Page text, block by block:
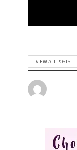
VIEW ALL POSTS